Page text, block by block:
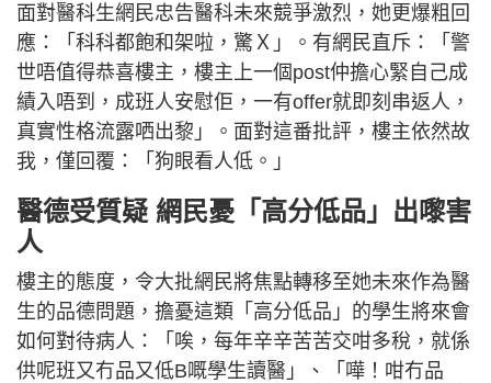
面對醫科生網民忠告醫科未來競爭激烈，她更爆粗回
應：「科科都飽和架啦，驚Ｘ」。有網民直斥：「警
世唔值得恭喜樓主，樓主上一個post仲擔心緊自己成
績入唔到，成班人安慰佢，一有offer就即刻串返人，
真實性格流露哂出黎」。面對這番批評，樓主依然故
我，僅回覆：「狗眼看人低。」
醫德受質疑 網民憂「高分低品」出嚟害
人
樓主的態度，令大批網民將焦點轉移至她未來作為醫
生的品德問題，擔憂這類「高分低品」的學生將來會
如何對待病人：「唉，每年辛辛苦苦交咁多稅，就係
供呢班又冇品又低B嘅學生讀醫」、「嘩！咁冇品